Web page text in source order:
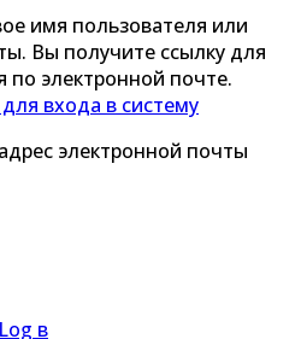
имя пользователя или
Вы получите ссылку для
по электронной почте.
входа в систему
электронной почты
Log в